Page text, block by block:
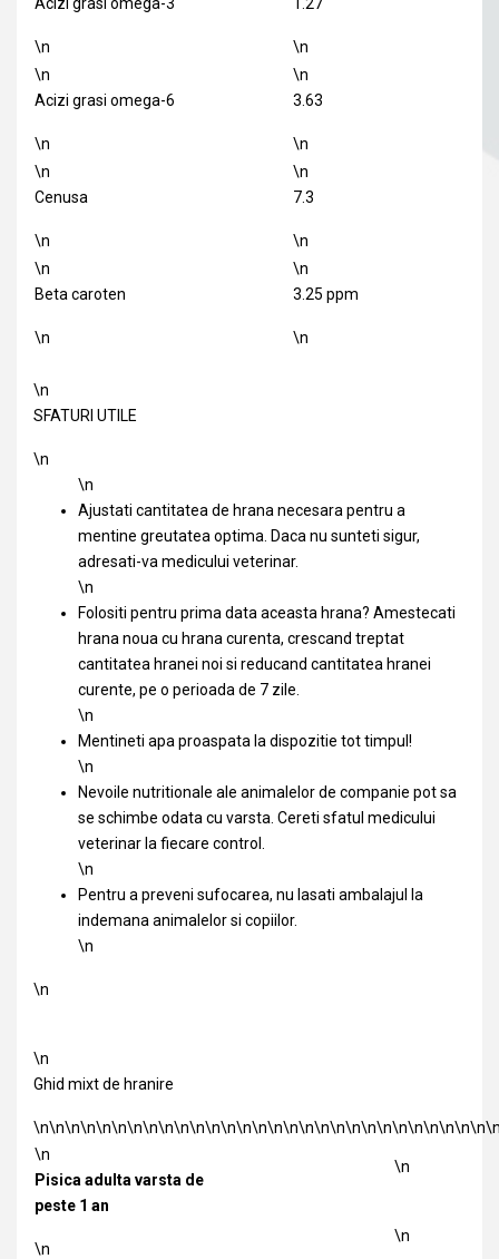
\n
\n
\n
Acizi grasi omega-6
\n
\n
3.63
\n
\n
Cenusa
\n
\n
7.3
\n
\n
Beta caroten
\n
\n
3.25 ppm
\n
\n
SFATURI UTILE
\n
\n
Ajustati cantitatea de hrana necesara pentru a
mentine greutatea optima. Daca nu sunteti sigur,
adresati-va medicului veterinar.
\n
Folositi pentru prima data aceasta hrana? Amestecati
hrana noua cu hrana curenta, crescand treptat
cantitatea hranei noi si reducand cantitatea hranei
curente, pe o perioada de 7 zile.
\n
Mentineti apa proaspata la dispozitie tot timpul!
\n
Nevoile nutritionale ale animalelor de companie pot sa
se schimbe odata cu varsta. Cereti sfatul medicului
veterinar la fiecare control.
\n
Pentru a preveni sufocarea, nu lasati ambalajul la
indemana animalelor si copiilor.
\n
\n
\n
Ghid mixt de hranire
\n
Pisica adulta varsta de
peste 1 an
\n
\n
\n